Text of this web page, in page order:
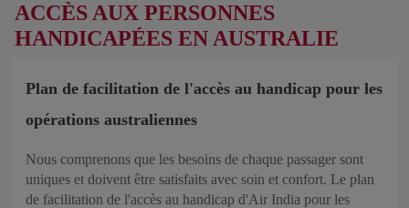
ACCÈS AUX PERSONNES
HANDICAPÉES EN AUSTRALIE
Plan de facilitation de l'accès au handicap pour les
opérations australiennes
Nous comprenons que les besoins de chaque passager sont
uniques et doivent être satisfaits avec soin et confort. Le plan
de facilitation de l'accès au handicap d'Air India pour les